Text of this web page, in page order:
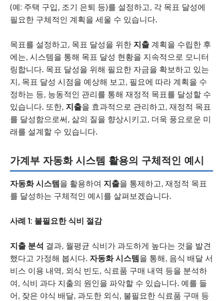
(예: 주택 구입, 조기 은퇴 등)를 설정하고, 각 목표 달성에
필요한 구체적인 계획을 세울 수 있습니다.
목표를 설정하고, 목표 달성을 위한 지출 계획을 수립한 후
에는, 시스템을 통해 목표 달성 현황을 지속적으로 모니터
링합니다. 목표 달성을 위해 필요한 자금을 확보하고 있는
지, 목표 달성 시점을 예상해 보고, 필요에 따라 계획을 수
정하는 등, 능동적인 관리를 통해 재정적 목표를 달성할 수
있습니다. 또한, 지출을 효과적으로 관리하고, 재정적 목표
를 달성함으로써, 삶의 질을 향상시키고, 더욱 풍요로운 미
래를 설계할 수 있습니다.
가계부 자동화 시스템 활용의 구체적인 예시
자동화 시스템을 활용하여 지출을 통제하고, 재정적 목표
를 달성하는 구체적인 예시를 살펴보겠습니다.
사례 1: 불필요한 식비 절감
지출 분석 결과, 월평균 식비가 과도하게 높다는 것을 발견
했다고 가정해 봅시다. 자동화 시스템을 통해, 음식 배달 서
비스 이용 내역, 외식 빈도, 식료품 구매 내역 등을 분석하
여, 식비 과다 지출의 원인을 파악할 수 있습니다. 예를 들
어, 잦은 야식 배달, 과도한 외식, 불필요한 식료품 구매 등